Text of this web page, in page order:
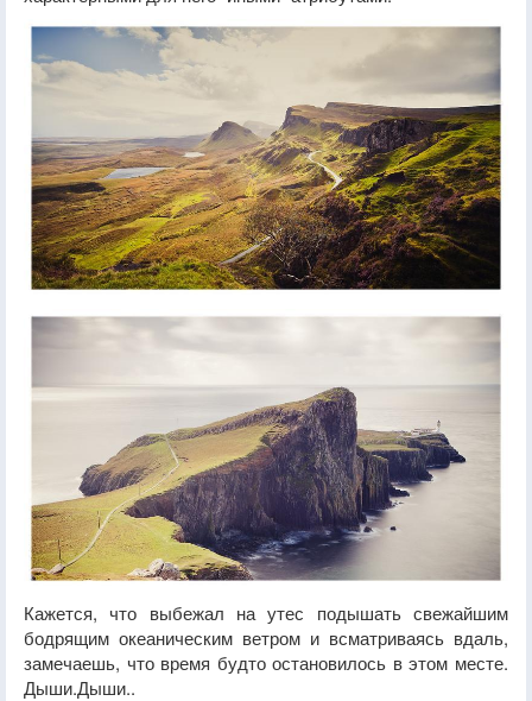
Кажется, что выбежал на утес подышать свежайшим
бодрящим океаническим ветром и всматриваясь вдаль,
замечаешь, что время будто остановилось в этом месте.
Дыши.Дыши..